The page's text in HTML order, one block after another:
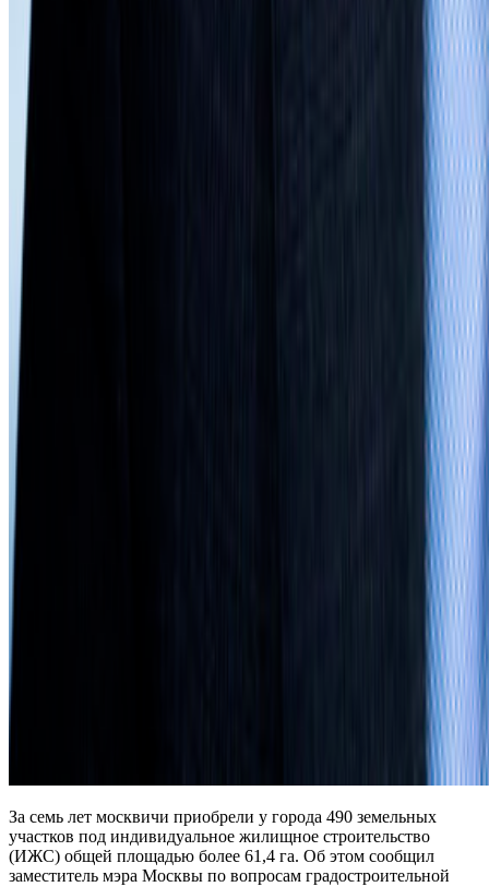
За семь лет москвичи приобрели у города 490 земельных
участков под индивидуальное жилищное строительство
(ИЖС) общей площадью более 61,4 га. Об этом сообщил
заместитель мэра Москвы по вопросам градостроительной